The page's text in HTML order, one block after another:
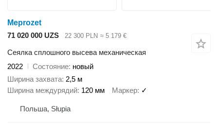
Meprozet
71 020 000 UZS
22 300 PLN ≈ 5 179 €
Сеялка сплошного высева механическая
2022
Состояние новый
Ширина захвата 2,5 м
Ширина междурядий 120 мм Маркер ✓
Польша, Słupia